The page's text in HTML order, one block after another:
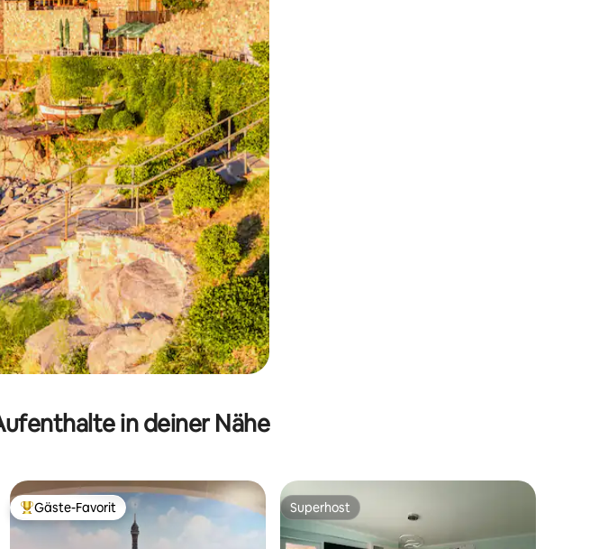
erkunde die Ergebnisse durch Berühren oder Wischgesten.
in deiner Nähe
Beliebter Gäste-Favorit.
Gäste-Favorit Superhost
Superhost